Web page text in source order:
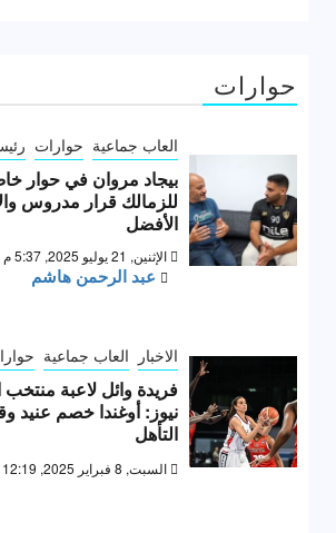
حوارات
العاب جماعية حوارات
بيجاد مروان في حوار
للزمالك قرار مدروس
الأفضل
الإثنين, 21 يوليو 2025, 5:37 م
عبد الرحمن هاشم
الاخبار العاب جماعية
فريدة وائل لاعبة
نيوز: أوغندا خصم عنيد
التأهل
السبت, 8 فبراير 2025, 12:19 ص